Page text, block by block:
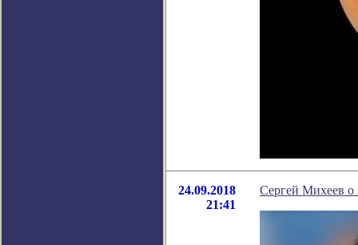
24.09.2018
21:41
Сергей Михеев о